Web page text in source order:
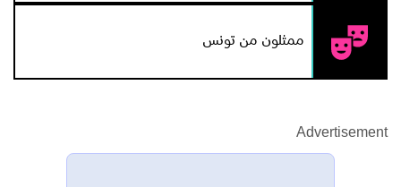
ممثلون من تونس
Advertisement